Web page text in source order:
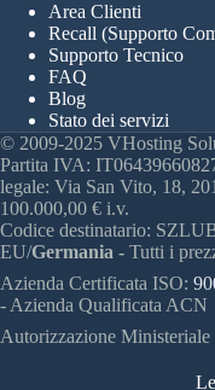
Area Clienti
Recall (Supporto
Supporto Tecnico
FAQ
Blog
Stato dei servizi
© 2009-2025 VHosting
Partita IVA:
legale: Via San Vito, 18,
100.000,00 € i.v.
Codice destinatario:
EU/Germania - Tutti i
Azienda Certificata ISO:
- Azienda Qualificata ACN
Autorizzazione Ministeriale